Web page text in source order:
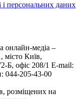
і персональних даних
онлайн-медіа –
місто Київ,
офіс 208/1 E-mail:
044-205-43-00
розміщених на